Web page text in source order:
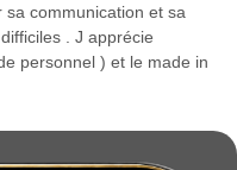
communication et sa
. J apprécie
personnel ) et le made in